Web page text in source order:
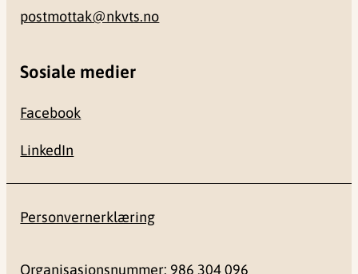
postmottak@nkvts.no
Sosiale medier
Facebook
LinkedIn
Personvernerklæring
Organisasjonsnummer: 986 304 096